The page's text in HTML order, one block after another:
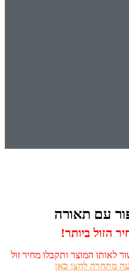
הזול ביותר!
לאותו המוצר ותקבלו מחיר זול
מתחרה לחצו כאן